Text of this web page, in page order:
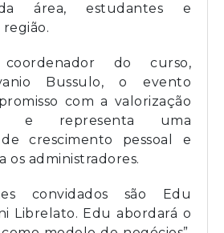
da área, estudantes e
do curso,
Bussulo, o evento
com a valorização
e representa uma
crescimento pessoal e
os administradores.
convidados são Edu
Librelato. Edu abordará o